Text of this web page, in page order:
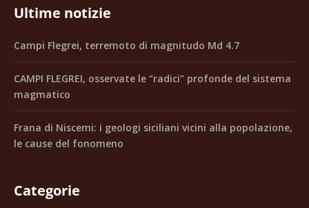
Ultime notizie
Campi Flegrei, terremoto di magnitudo Md 4.7
CAMPI FLEGREI, osservate le “radici” profonde del sistema
magmatico
Frana di Niscemi: i geologi siciliani vicini alla popolazione,
le cause del fonomeno
Categorie